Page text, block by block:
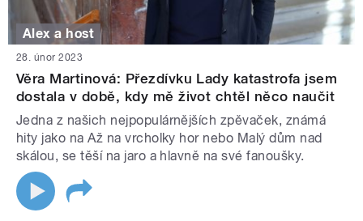
Alex a host
28. únor 2023
Věra Martinová: Přezdívku Lady katastrofa jsem
dostala v době, kdy mě život chtěl něco naučit
Jedna z našich nejpopulárnějších zpěvaček, známá
hity jako na Až na vrcholky hor nebo Malý dům nad
skálou, se těší na jaro a hlavně na své fanoušky.